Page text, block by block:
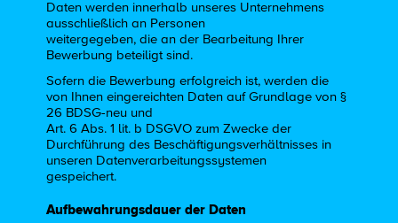
Daten werden innerhalb unseres Unternehmens
ausschließlich an Personen
weitergegeben, die an der Bearbeitung Ihrer
Bewerbung beteiligt sind.
Sofern die Bewerbung erfolgreich ist, werden die
von Ihnen eingereichten Daten auf Grundlage von §
26 BDSG-neu und
Art. 6 Abs. 1 lit. b DSGVO zum Zwecke der
Durchführung des Beschäftigungsverhältnisses in
unseren Datenverarbeitungssystemen
gespeichert.
Aufbewahrungsdauer der Daten